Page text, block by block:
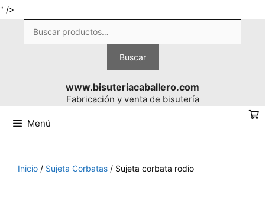
" />
contenido
Buscar
por:
Buscar
www.bisuteriacaballero.com
Fabricación y venta de bisutería
Menú
Inicio / Sujeta Corbatas / Sujeta corbata rodio